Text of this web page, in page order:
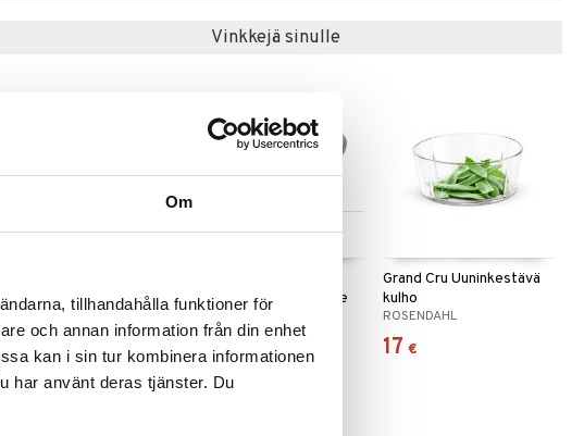
Om
tillhandahålla funktioner för
och annan information från din enhet
kan i sin tur kombinera informationen
har använt deras tjänster. Du
Vinkkejä sinulle
uuninkestävään vuokaan
ROSENDAHL
alk. 6 €
uuninkestävälle kulholle
ROSENDAHL
alk.6 €
Grand Cru Uuninkestävä
kulho
ROSENDAHL
17 €